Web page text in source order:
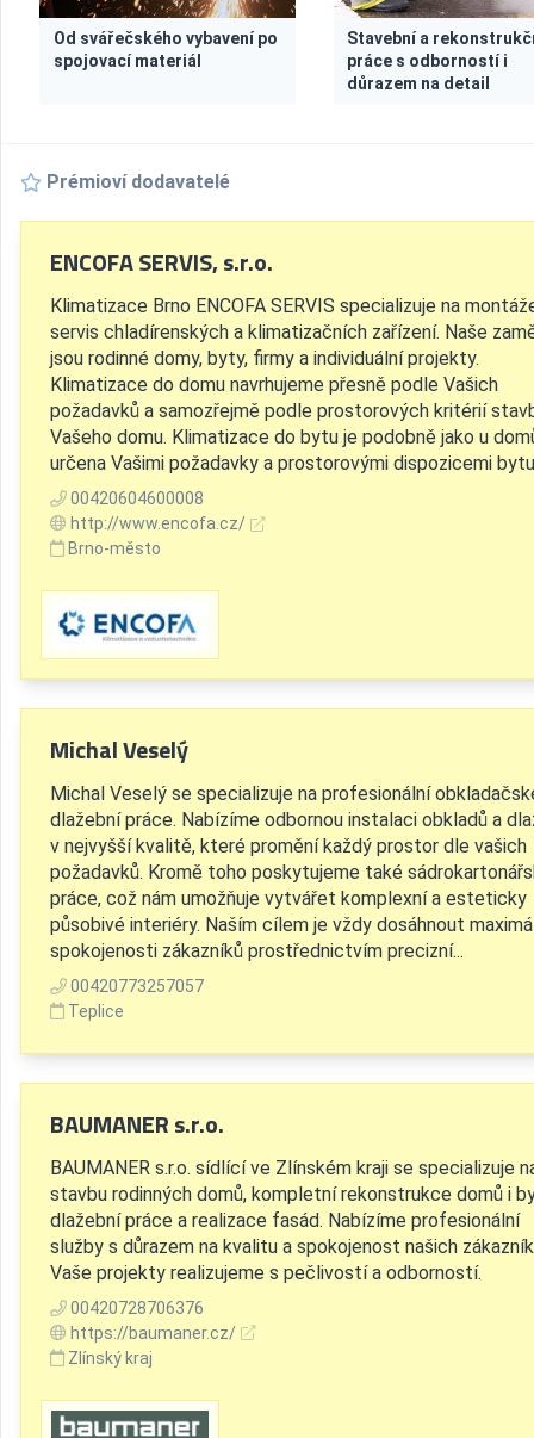
Od svářečského vybavení po
spojovací materiál
Stavební a
práce s odborností i
důrazem na detail
Prémioví dodavatelé
ENCOFA SERVIS, s.r.o.
Klimatizace Brno ENCOFA SERVIS specializuje na
servis chladírenských a klimatizačních zařízení. Naše
jsou rodinné domy, byty, firmy a individuální projekty.
Klimatizace do domu navrhujeme přesně podle Vašich
požadavků a samozřejmě podle prostorových kritérií
Vašeho domu. Klimatizace do bytu je podobně jako u
určena Vašimi požadavky a prostorovými dispozicemi
00420604600008
http://www.encofa.cz/
Brno-město
Michal Veselý
Michal Veselý se specializuje na profesionální
dlažební práce. Nabízíme odbornou instalaci obkladů a
v nejvyšší kvalitě, které promění každý prostor dle vašich
požadavků. Kromě toho poskytujeme také
práce, což nám umožňuje vytvářet komplexní a esteticky
působivé interiéry. Naším cílem je vždy dosáhnout
spokojenosti zákazníků prostřednictvím precizní...
00420773257057
Teplice
BAUMANER s.r.o.
BAUMANER s.r.o. sídlící ve Zlínském kraji se specializuje
stavbu rodinných domů, kompletní rekonstrukce domů i
dlažební práce a realizace fasád. Nabízíme profesionální
služby s důrazem na kvalitu a spokojenost našich
Vaše projekty realizujeme s pečlivostí a odborností.
00420728706376
https://baumaner.cz/
Zlínský kraj